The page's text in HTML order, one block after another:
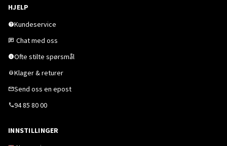
HJELP
Kundeservice
Chat med oss
Ofte stilte spørsmål
Klager & returer
Send oss en epost
94 85 80 00
INNSTILLINGER